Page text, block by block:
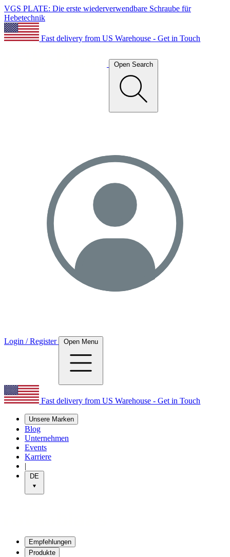
VGS PLATE: Die erste wiederverwendbare Schraube für
Hebetechnik
Fast delivery from US Warehouse - Get in Touch
Open Search
Login / Register Open Menu
Fast delivery from US Warehouse - Get in Touch
Unsere Marken
Blog
Unternehmen
Events
Karriere
|
DE
Empfehlungen
Produkte